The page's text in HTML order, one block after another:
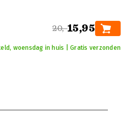
20,-15,95
woensdag in huis | Gratis verzonden